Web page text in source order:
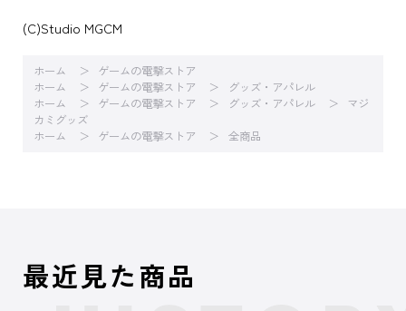
(C)Studio MGCM
ホーム
ゲームの電撃ストア
ホーム
ゲームの電撃ストア
グッズ・アパレル
ホーム
ゲームの電撃ストア グッズ・アパレル
マジ
カミグッズ
ホーム
ゲームの電撃ストア 全商品
最近見た商品